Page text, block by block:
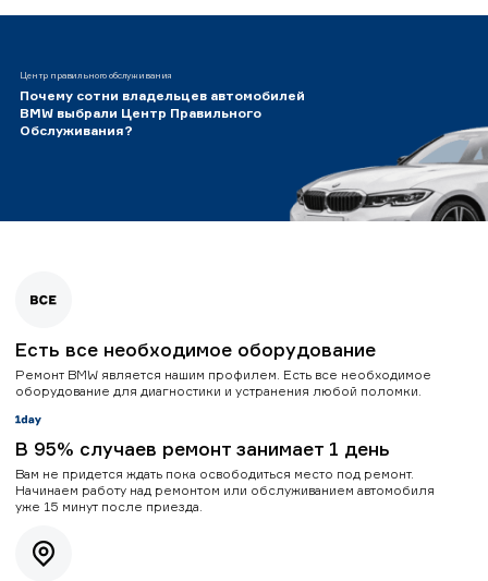
Центр правильного обслуживания
Почему сотни владельцев автомобилей
BMW выбрали Центр Правильного
Обслуживания?
Есть все необходимое оборудование
Ремонт BMW является нашим профилем. Есть все необходимое
оборудование для диагностики и устранения любой поломки.
В 95% случаев ремонт занимает 1 день
Вам не придется ждать пока освободиться место под ремонт.
Начинаем работу над ремонтом или обслуживанием автомобиля
уже 15 минут после приезда.